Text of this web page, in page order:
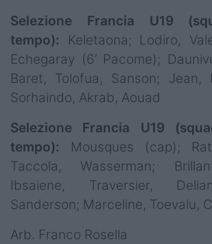
Selezione Francia U19
tempo): Keletaona; Lodiro,
Echegaray (6’ Pacome);
Baret, Tolofua, Sanson; Jean,
Sorhaindo, Akrab, Aouad
Selezione Francia U19
tempo): Mousques (cap);
Taccola, Wasserman;
Ibsaiene, Traversier,
Sanderson; Marceline, Toevalu,
Arb. Franco Rosella